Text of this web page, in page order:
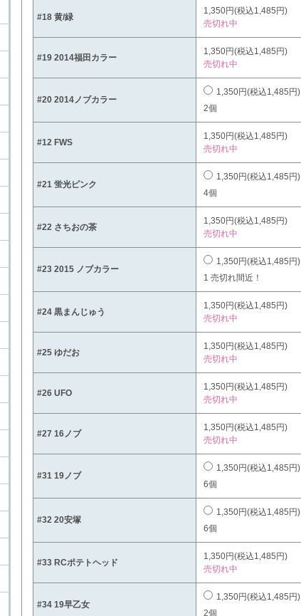
#18 黄/緑
1,350円(税込1,485円)
売切れ中
#19 2014福田カラー
1,350円(税込1,485円)
売切れ中
#20 2014ノブカラー
1,350円(税込1,485円)
2個
#12 FWS
1,350円(税込1,485円)
売切れ中
#21 蛍光ピンク
1,350円(税込1,485円)
4個
#22 さちおの茶
1,350円(税込1,485円)
売切れ中
#23 2015 ノブカラー
1,350円(税込1,485円)
1 売切れ間近！
#24 黒まんじゅう
1,350円(税込1,485円)
売切れ中
#25 ゆだお
1,350円(税込1,485円)
売切れ中
#26 UFO
1,350円(税込1,485円)
売切れ中
#27 16ノブ
1,350円(税込1,485円)
売切れ中
#31 19ノブ
1,350円(税込1,485円)
6個
#32 20安塚
1,350円(税込1,485円)
6個
#33 RCポテトヘッド
1,350円(税込1,485円)
売切れ中
#34 19早乙女
1,350円(税込1,485円)
2個